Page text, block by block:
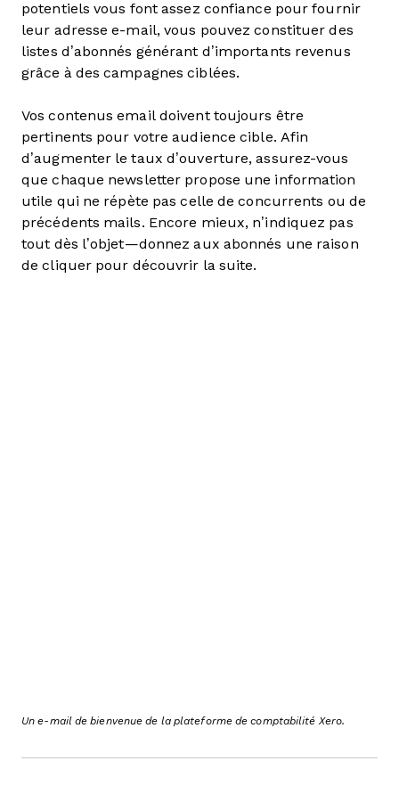
potentiels vous font assez confiance pour fournir
leur adresse e-mail, vous pouvez constituer des
listes d’abonnés générant d’importants revenus
grâce à des campagnes ciblées.
Vos contenus email doivent toujours être
pertinents pour votre audience cible. Afin
d’augmenter le taux d’ouverture, assurez-vous
que chaque newsletter propose une information
utile qui ne répète pas celle de concurrents ou de
précédents mails. Encore mieux, n’indiquez pas
tout dès l’objet—donnez aux abonnés une raison
de cliquer pour découvrir la suite.
Un e-mail de bienvenue de la plateforme de comptabilité Xero.